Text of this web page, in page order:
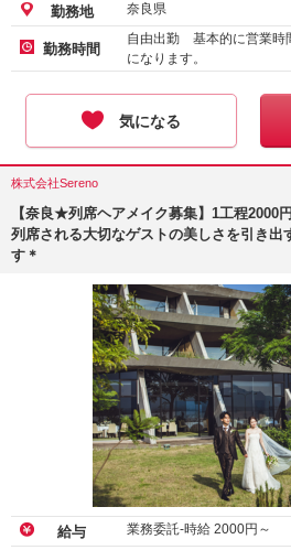
勤務地 奈良県
勤務時間
自由出勤 基本的に営業時
になります。
気になる
株式会社Sereno
【奈良★列席ヘアメイク募集】1工程2000
列席される大切なゲストの美しさを引き出
す＊
給与 業務委託-時給 2000円～